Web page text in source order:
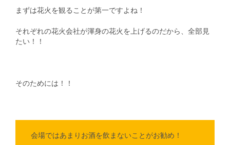
まずは花火を観ることが第一ですよね！
それぞれの花火会社が渾身の花火を上げるのだから、全部見
たい！！
そのためには！！
会場ではあまりお酒を飲まないことがお勧め！